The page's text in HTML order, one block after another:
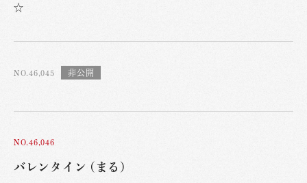
☆
NO.46,045
NO.46,046
バレンタイン (まる)